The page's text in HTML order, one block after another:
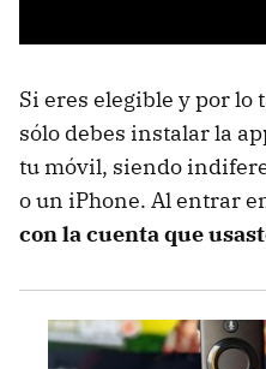
Si eres elegible y por lo
sólo debes instalar la
tu móvil, siendo
o un iPhone. Al entrar
con la cuenta que